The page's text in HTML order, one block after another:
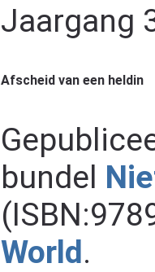
Jaargang
Afscheid van een heldin
bundel
World.